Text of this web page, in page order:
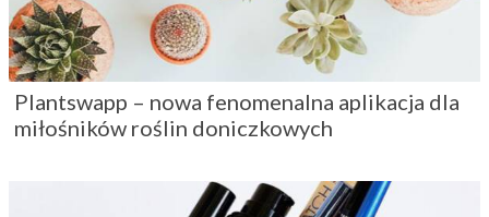
Plantswapp – nowa fenomenalna aplikacja dla
miłośników roślin doniczkowych